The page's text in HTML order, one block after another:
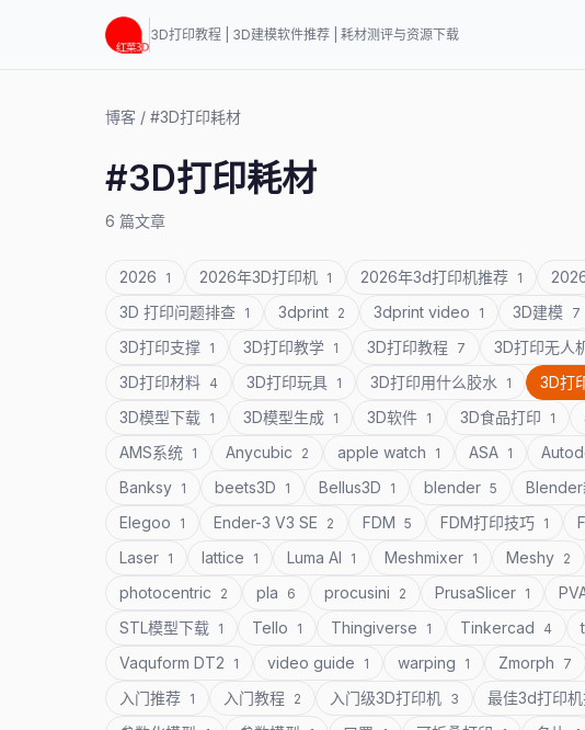
3D打印教程 | 3D建模软件推荐 | 耗材测评与资源下载
博客 / #3D打印耗材
#3D打印耗材
6 篇文章
2026 1 2026年3D打印机 1 2026年3d打印机推荐 1
3D 打印问题排查 1 3dprint 2 3dprint video 1 3D建模 7
3D打印支撑 1 3D打印教学 1 3D打印教程 7 3D打印无人
3D打印材料 4 3D打印玩具 1 3D打印用什么胶水 1 3D打
3D模型下载 1 3D模型生成 1 3D软件 1 3D食品打印 1
AMS系统 1 Anycubic 2 apple watch 1 ASA 1
Banksy 1 beets3D 1 Bellus3D 1 blender 5 Blender
Elegoo 1 Ender-3 V3 SE 2 FDM 5 FDM打印技巧 1
Laser 1 lattice 1 Luma AI 1 Meshmixer 1 Meshy 2
photocentric 2 pla 6 procusini 2 PrusaSlicer 1
STL模型下载 1 Tello 1 Thingiverse 1 Tinkercad 4
Vaquform DT2 1 video guide 1 warping 1 Zmorph 7
入门推荐 1 入门教程 2 入门级3D打印机 3 最佳3d打印